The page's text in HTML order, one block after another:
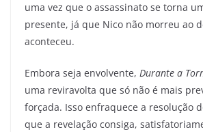
uma vez que o assassinato se torna
presente, já que Nico não morreu ao
aconteceu.
Embora seja envolvente, Durante a
uma reviravolta que só não é mais
forçada. Isso enfraquece a resolução
que a revelação consiga,